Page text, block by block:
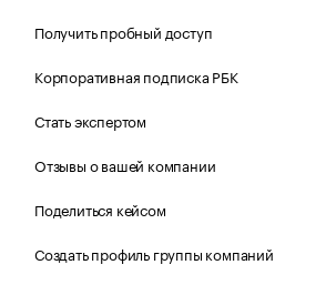
Получить пробный доступ
Корпоративная подписка РБК
Стать экспертом
Отзывы о вашей компании
Поделиться кейсом
Создать профиль группы компаний